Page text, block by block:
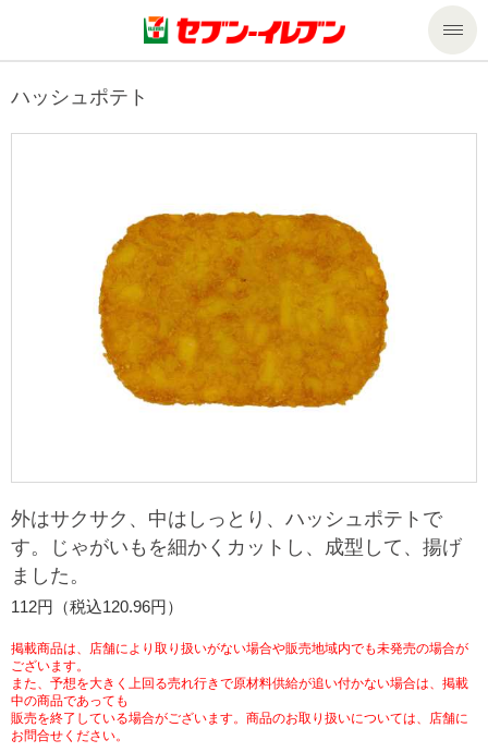
商品のご案内
来週の新商品
商品カテゴリ一覧
セブンプレミアム
ギフト
プリペイドカード・金券
ニンテンドー・ダウンロードカード
サービストップ
nanacoトップ
マルチコピー機でできること
コピー
プリント
スキャン
ファクス
宅配便
切手・はがき・印紙
セブン銀行ATM
ご利用可能なお支払い方法
チケットサービス
セブンチケット
イープラス
セブン‐イレブンでお受取り
セブンネットショッピング
企業情報トップ
ニュースリリース
企業理念
会社概要
貸借対照表・損益計算書
沿革
私たちの取組み
サステナビリティ
セブン＆アイ・ホールディングスの重点課題
サステナビリティ活動基本方針
サステナビリティ推進体制
GREEN CHALLENGE 2050
加盟店オーナー募集 物件募集・購入
アルバイト情報
店舗検索
お問い合わせ
Language
ハッシュポテト
外はサクサク、中はしっとり、ハッシュポテトで
す。じゃがいもを細かくカットし、成型して、揚げ
ました。
112円（税込120.96円）
掲載商品は、店舗により取り扱いがない場合や販売地域内でも未発売の場合が
ございます。
また、予想を大きく上回る売れ行きで原材料供給が追い付かない場合は、掲載
中の商品であっても
販売を終了している場合がございます。商品のお取り扱いについては、店舗に
お問合せください。